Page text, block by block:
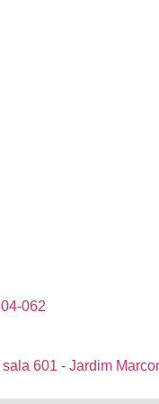
062
601 - Jardim